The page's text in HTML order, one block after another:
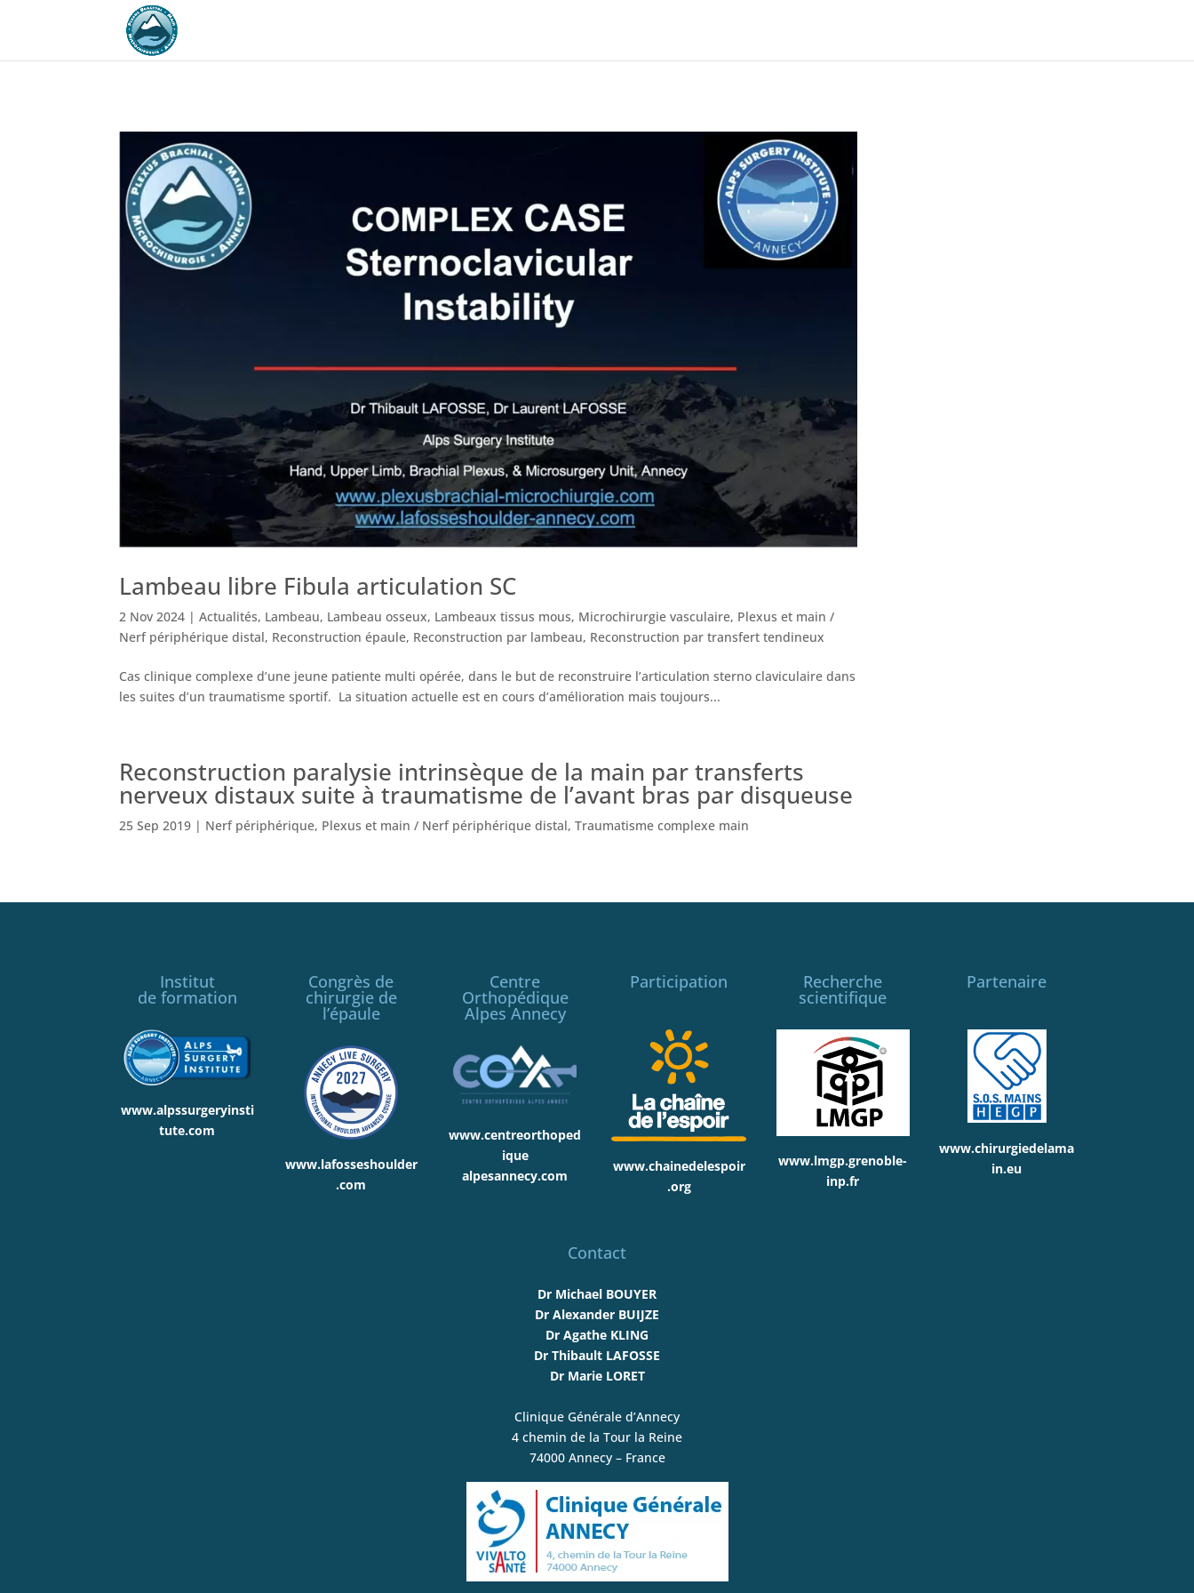
Lambeau libre Fibula articulation SC
2 Nov 2024 |Actualités, Lambeau, Lambeau osseux, Lambeaux tissus mous, Microchirurgie vasculaire, Plexus et main /
Nerf périphérique distal, Reconstruction épaule, Reconstruction par lambeau, Reconstruction par transfert tendineux
Cas clinique complexe d’une jeune patiente multi opérée, dans le but de reconstruire l’articulation sterno claviculaire dans
les suites d’un traumatisme sportif. La situation actuelle est en cours d’amélioration mais toujours...
Reconstruction paralysie intrinsèque de la main par transferts
nerveux distaux suite à traumatisme de l’avant bras par disqueuse
25 Sep 2019 | Nerf périphérique, Plexus et main / Nerf périphérique distal,Traumatisme complexe main
Institut
de formation
www.alpssurgeryinsti
tute.com
Congrès de
chirurgie de
l’épaule
www.lafosseshoulder
.com
Centre
Orthopédique
Alpes Annecy
www.centreorthoped
ique
alpesannecy.com
Participation
www.chainedelespoir
.org
Recherche
scientifique
www.lmgp.grenoble-
inp.fr
Partenaire
www.chirurgiedelama
in.eu
Contact
Dr Michael BOUYER
Dr Alexander BUIJZE
Dr Agathe KLING
Dr Thibault LAFOSSE
Dr Marie LORET
Clinique Générale d’Annecy
4 chemin de la Tour la Reine
74000 Annecy – France